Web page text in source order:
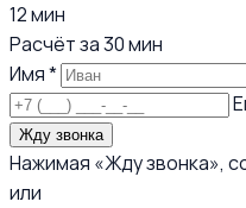
12 мин
Расчёт за 30 мин
Имя *
Жду звонка
Нажимая «Жду звонка»,
или